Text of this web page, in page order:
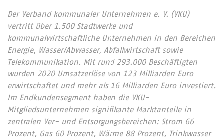
Der Verband kommunaler Unternehmen e. V. (VKU)
vertritt über 1.500 Stadtwerke und
kommunalwirtschaftliche Unternehmen in den Bereichen
Energie, Wasser/Abwasser, Abfallwirtschaft sowie
Telekommunikation. Mit rund 293.000 Beschäftigten
wurden 2020 Umsatzerlöse von 123 Milliarden Euro
erwirtschaftet und mehr als 16 Milliarden Euro investiert.
Im Endkundensegment haben die VKU-
Mitgliedsunternehmen signifikante Marktanteile in
zentralen Ver- und Entsorgungsbereichen: Strom 66
Prozent, Gas 60 Prozent, Wärme 88 Prozent, Trinkwasser